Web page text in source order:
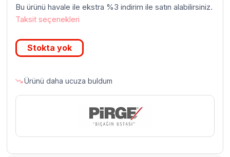
Bu ürünü havale ile ekstra %3 indirim ile satın alabilirsiniz.
Taksit seçenekleri
Stokta yok
Ürünü daha ucuza buldum